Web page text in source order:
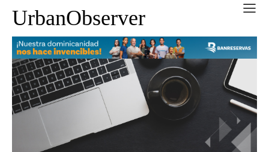
UrbanObserver